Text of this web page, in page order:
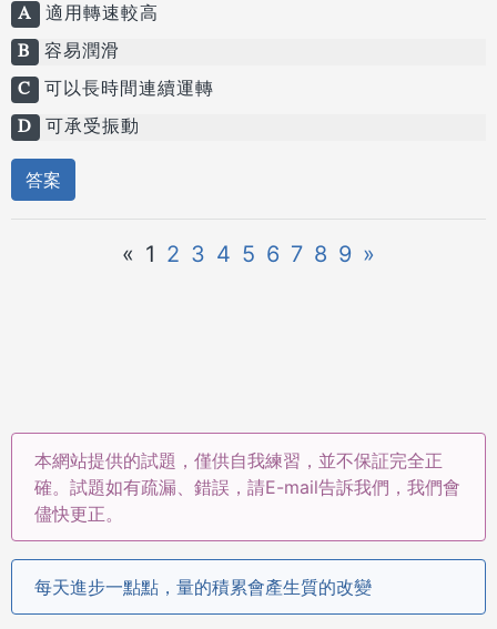
A 適用轉速較高
B 容易潤滑
C 可以長時間連續運轉
D 可承受振動
答案
« 1 2 3 4 5 6 7 8 9 »
本網站提供的試題，僅供自我練習，並不保証完全正
確。試題如有疏漏、錯誤，請E-mail告訴我們，我們會
儘快更正。
每天進步一點點，量的積累會產生質的改變